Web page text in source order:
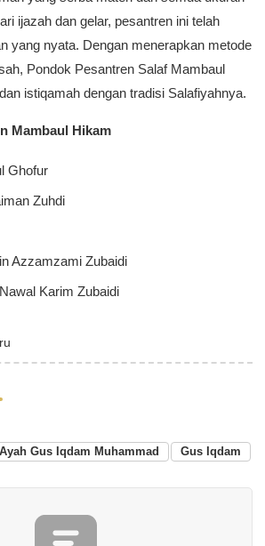
ijazah dan gelar, pesantren ini telah
yang nyata. Dengan menerapkan metode
Pondok Pesantren Salaf Mambaul
istiqamah dengan tradisi Salafiyahnya.
Mambaul Hikam
Ghofur
Zuhdi
Azzamzami Zubaidi
Karim Zubaidi
Gus Iqdam Muhammad
Gus Iqdam